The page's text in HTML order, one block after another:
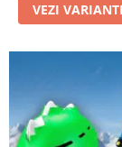
VEZI